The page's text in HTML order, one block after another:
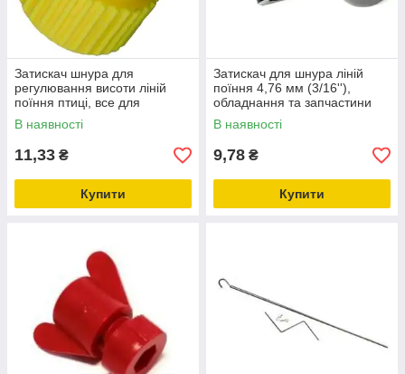
Затискач шнура для
регулювання висоти ліній
поїння птиці, все для
птахівництва
В наявності
11,33 ₴
Купити
Затискач для шнура ліній
поїння 4,76 мм (3/16''),
обладнання та запчастини
для птахівництва
В наявності
9,78 ₴
Купити